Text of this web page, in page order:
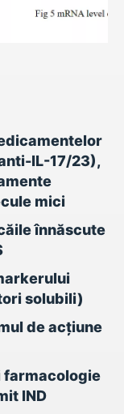
IL-17/23),
mici
înnăscute
solubili)
de acțiune
farmacologie
IND